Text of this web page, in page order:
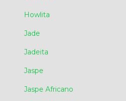
Howlita
Jade
Jadeita
Jaspe
Jaspe Africano